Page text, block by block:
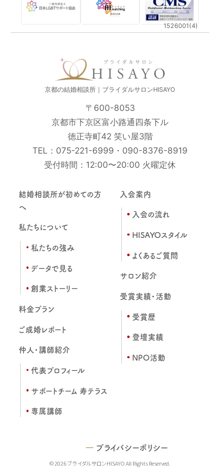
1526001(4)
京都の結婚相談所｜ブライダルサロンHISAYO
〒600-8053
京都市下京区富小路通四条下ル
徳正寺町42 笑い屋3階
TEL： 075-221-6999 ・ 090-8376-8919
受付時間：12:00〜20:00 火曜定休
結婚相談所が初めての方
へ
私たちについて
私たちの強み
データで見る
創業ストーリー
料金プラン
ご成婚レポート
仲人・講師紹介
代表プロフィール
サポートチーム 寿テラス
専属講師
入会案内
入会の流れ
HISAYOスタイル
よくあるご質問
サロン紹介
受賞実績・活動
受賞歴
登壇実績
NPO活動
プライバシーポリシー
© 2026 ブライダルサロンHISAYO All Rights Reserved.